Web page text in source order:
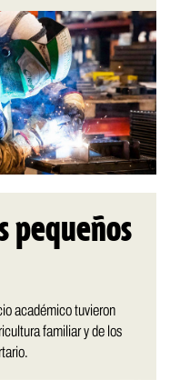
pequeños
académico tuvieron
familiar y de los